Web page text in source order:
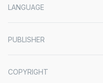
LANGUAGE
PUBLISHER
COPYRIGHT